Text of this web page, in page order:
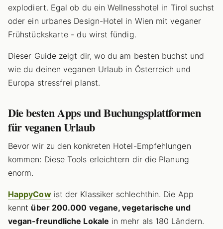
explodiert. Egal ob du ein Wellnesshotel in Tirol suchst
oder ein urbanes Design-Hotel in Wien mit veganer
Frühstückskarte - du wirst fündig.
Dieser Guide zeigt dir, wo du am besten buchst und
wie du deinen veganen Urlaub in Österreich und
Europa stressfrei planst.
Die besten Apps und Buchungsplattformen
für veganen Urlaub
Bevor wir zu den konkreten Hotel-Empfehlungen
kommen: Diese Tools erleichtern dir die Planung
enorm.
HappyCowist der Klassiker schlechthin. Die App
kennt über 200.000 vegane, vegetarische und
vegan-freundliche Lokale in mehr als 180 Ländern.